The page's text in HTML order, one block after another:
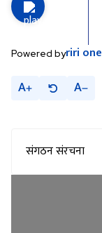
Powered byriri one
A A
संगठन संरचना